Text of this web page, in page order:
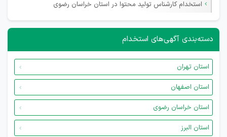
استخدام کارشناس تولید محتوا در استان خراسان رضوی
دسته‌بندی آگهی‌های استخدام
استان تهران
استان اصفهان
استان خراسان رضوی
استان البرز